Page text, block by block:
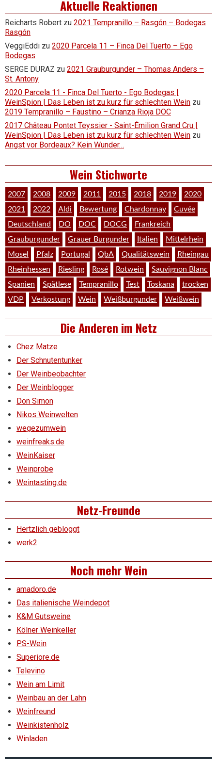
Aktuelle Reaktionen
Reicharts Robert zu 2021 Tempranillo – Rasgón – Bodegas
Rasgón
VeggiEddi zu 2020 Parcela 11 – Finca Del Tuerto – Ego
Bodegas
SERGE DURAZ zu 2021 Grauburgunder – Thomas Anders –
St. Antony
2020 Parcela 11 - Finca Del Tuerto - Ego Bodegas |
WeinSpion | Das Leben ist zu kurz für schlechten Wein zu
2019 Tempranillo – Faustino – Crianza Rioja DOC
2017 Château Pontet Teyssier - Saint-Émilion Grand Cru |
WeinSpion | Das Leben ist zu kurz für schlechten Wein zu
Angst vor Bordeaux? Kein Wunder…
Wein Stichworte
2007 2008 2009 2011 2015 2018 2019
2020
2021
2022 Aldi Bewertung Chardonnay
Cuvée
Deutschland
DO DOC DOCG
Frankreich
Grauburgunder
Grauer Burgunder Italien
Mittelrhein
Mosel
Pfalz Portugal QbA Qualitätswein
Rheingau
Rheinhessen
Riesling Rosé Rotwein
Sauvignon Blanc
Spanien
Spätlese Tempranillo Test Toskana
trocken
VDP
Verkostung Wein Weißburgunder Weißwein
Die Anderen im Netz
Chez Matze
Der Schnutentunker
Der Weinbeobachter
Der Weinblogger
Don Simon
Nikos Weinwelten
wegezumwein
weinfreaks.de
WeinKaiser
Weinprobe
Weintasting.de
Netz-Freunde
Hertzlich gebloggt
werk2
Noch mehr Wein
amadoro.de
Das italienische Weindepot
K&M Gutsweine
Kölner Weinkeller
PS-Wein
Superiore.de
Televino
Wein am Limit
Weinbau an der Lahn
Weinfreund
Weinkistenholz
Winladen